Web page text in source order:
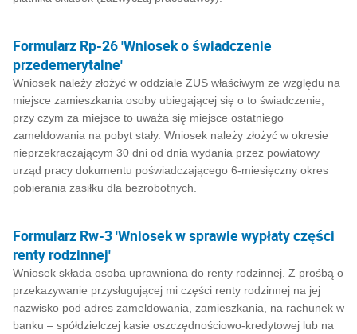
Formularz Rp-26 'Wniosek o świadczenie
przedemerytalne'
Wniosek należy złożyć w oddziale ZUS właściwym ze względu na
miejsce zamieszkania osoby ubiegającej się o to świadczenie,
przy czym za miejsce to uważa się miejsce ostatniego
zameldowania na pobyt stały. Wniosek należy złożyć w okresie
nieprzekraczającym 30 dni od dnia wydania przez powiatowy
urząd pracy dokumentu poświadczającego 6-miesięczny okres
pobierania zasiłku dla bezrobotnych.
Formularz Rw-3 'Wniosek w sprawie wypłaty części
renty rodzinnej'
Wniosek składa osoba uprawniona do renty rodzinnej. Z prośbą o
przekazywanie przysługującej mi części renty rodzinnej na jej
nazwisko pod adres zameldowania, zamieszkania, na rachunek w
banku – spółdzielczej kasie oszczędnościowo-kredytowej lub na